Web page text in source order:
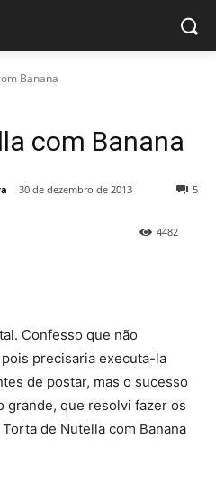
Banana
com Banana
30 de dezembro de 2013 5
4482
Confesso que não
precisaria executa-la
de postar, mas o sucesso
grande, que resolvi fazer os
de Nutella com Banana